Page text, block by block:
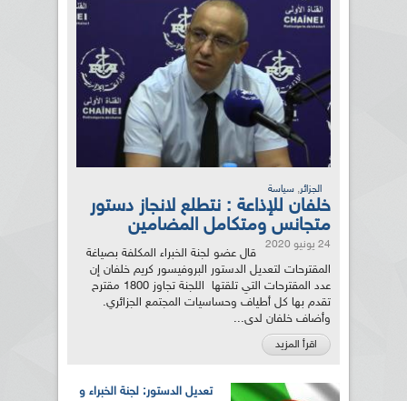
الجزائر, سياسة
خلفان للإذاعة : نتطلع لانجاز دستور
متجانس ومتكامل المضامين
24 يونيو 2020
قال عضو لجنة الخبراء المكلفة بصياغة
المقترحات لتعديل الدستور البروفيسور كريم خلفان إن
عدد المقترحات التي تلقتها اللجنة تجاوز 1800 مقترح
تقدم بها كل أطياف وحساسيات المجتمع الجزائري.
وأضاف خلفان لدى...
اقرأ المزيد
تعديل الدستور: لجنة الخبراء و